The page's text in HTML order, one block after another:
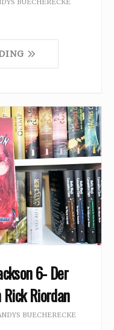
BUECHERECKE
6- Der
Riordan
BUECHERECKE